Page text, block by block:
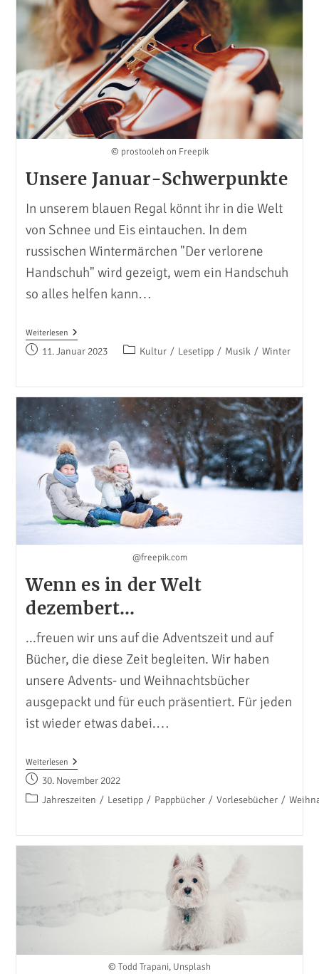
© prostooleh on Freepik
Unsere Januar-Schwerpunkte
In unserem blauen Regal könnt ihr in die Welt
von Schnee und Eis eintauchen. In dem
russischen Wintermärchen "Der verlorene
Handschuh" wird gezeigt, wem ein Handschuh
so alles helfen kann…
WeiterlesenUnsere
Januar-
Schwerpunkte
Beitrag11. Januar 2023
Beitrags-
Kultur / Lesetipp / Musik / Winter
@freepik.com
Wenn es in der Welt
dezembert…
...freuen wir uns auf die Adventszeit und auf
Bücher, die diese Zeit begleiten. Wir haben
unsere Advents- und Weihnachtsbücher
ausgepackt und für euch präsentiert. Für jeden
ist wieder etwas dabei.…
WeiterlesenWenn
Es
In
Der
Welt
Beitrag
veröffentlicht:
30. November 2022
Beitrags-
Jahreszeiten / Lesetipp / Pappbücher / Vorlesebücher /
© Todd Trapani, Unsplash